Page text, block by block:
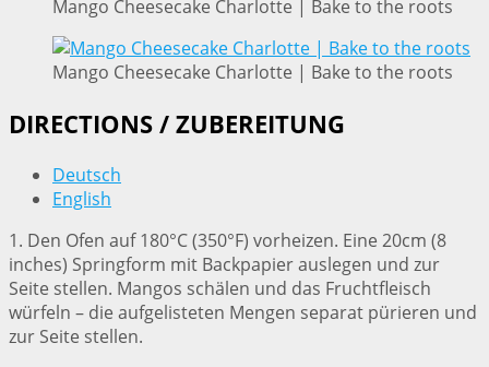
Mango Cheesecake Charlotte | Bake to the roots
Mango Cheesecake Charlotte | Bake to the roots
DIRECTIONS / ZUBEREITUNG
Deutsch
English
1. Den Ofen auf 180°C (350°F) vorheizen. Eine 20cm (8
inches) Springform mit Backpapier auslegen und zur
Seite stellen. Mangos schälen und das Fruchtfleisch
würfeln – die aufgelisteten Mengen separat pürieren und
zur Seite stellen.